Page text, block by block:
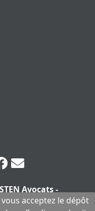
Avocats -
euros|
acceptez le dépôt